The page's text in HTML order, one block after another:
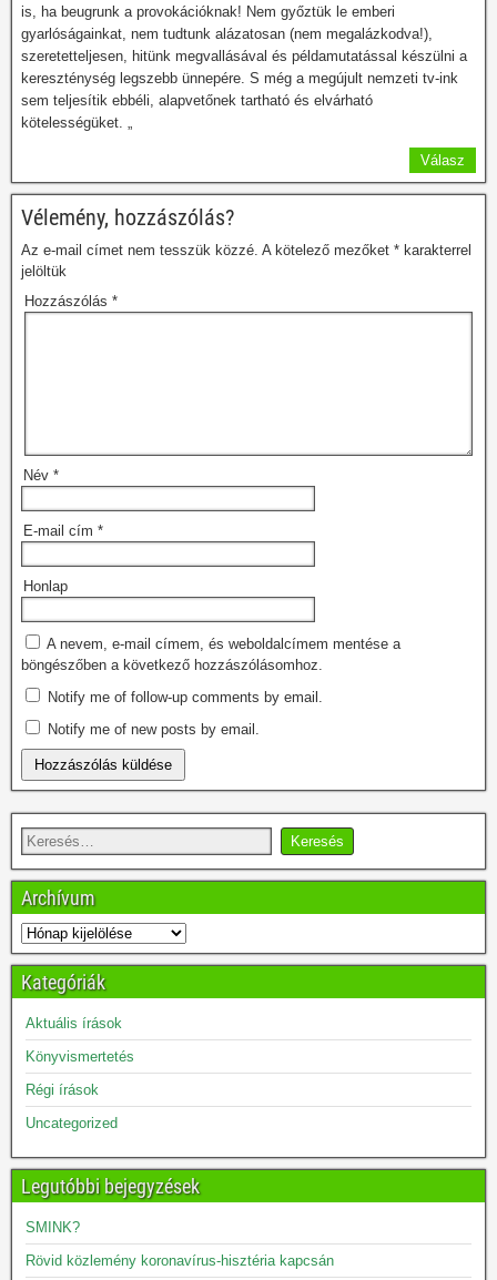
is, ha beugrunk a provokációknak! Nem győztük le emberi
gyarlóságainkat, nem tudtunk alázatosan (nem megalázkodva!),
szeretetteljesen, hitünk megvallásával és példamutatással készülni a
kereszténység legszebb ünnepére. S még a megújult nemzeti tv-ink
sem teljesítik ebbéli, alapvetőnek tartható és elvárható
kötelességüket. „
Válasz
Vélemény, hozzászólás?
Az e-mail címet nem tesszük közzé. A kötelező mezőket * karakterrel
jelöltük
Hozzászólás *
Név *
E-mail cím *
Honlap
A nevem, e-mail címem, és weboldalcímem mentése a
böngészőben a következő hozzászólásomhoz.
Notify me of follow-up comments by email.
Notify me of new posts by email.
Archívum
Kategóriák
Aktuális írások
Könyvismertetés
Régi írások
Uncategorized
Legutóbbi bejegyzések
SMINK?
Rövid közlemény koronavírus-hisztéria kapcsán